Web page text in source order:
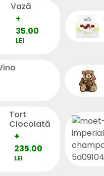
Vază
+
35.00
LEI
Tort
Ciocolată
+
235.00
LEI